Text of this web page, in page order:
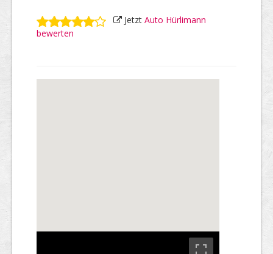
Jetzt Auto Hürlimann
bewerten